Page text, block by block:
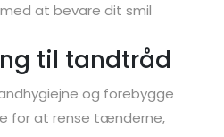
at bevare dit smil
til tandtråd
og forebygge
for at rense tænderne,